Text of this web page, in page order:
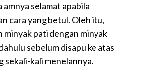
amnya selamat apabila
cara yang betul. Oleh itu,
minyak pati dengan minyak
sebelum disapu ke atas
sekali-kali menelannya.